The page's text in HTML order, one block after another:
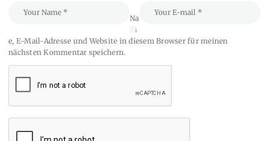
Na
m
e, E-Mail-Adresse und Website in diesem Browser für meinen
nächsten Kommentar speichern.